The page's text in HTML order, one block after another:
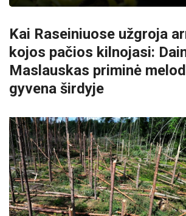
Kai Raseiniuose užgroja
kojos pačios kilnojasi:
Maslauskas priminė
gyvena širdyje